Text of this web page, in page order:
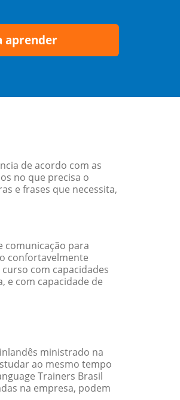
aprender
de acordo com as
no que precisa o
e frases que necessita,
comunicação para
confortavelmente
com capacidades
e com capacidade de
ministrado na
ao mesmo tempo
Trainers Brasil
na empresa, podem